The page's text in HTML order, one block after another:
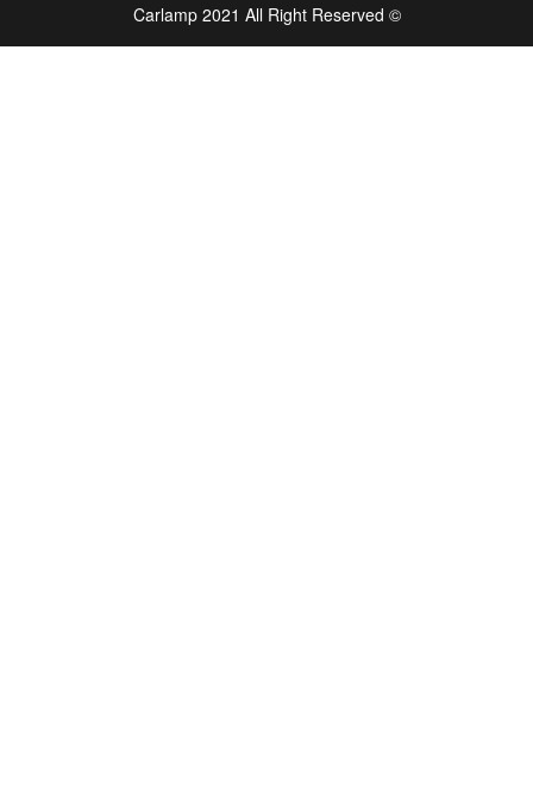
Carlamp 2021 All Right Reserved ©